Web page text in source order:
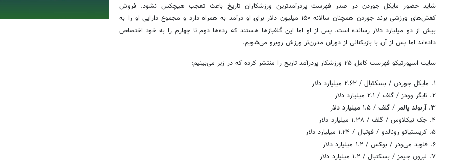
شاید حضور مایکل جوردن در صدر فهرست پردرآمدترین ورزشکاران تاریخ باعث تعجب هیچکس نشود. فروش
کفش‌های ورزشی برند جوردن همچنان سالانه ۱۵۰ میلیون دلار برای او درآمد به همراه دارد و مجموع دارایی او را به
بیش از دو میلیارد دلار رسانده است. پس از او اما این گلف‎بازها هستند که رده‌ها دوم تا چهارم را به خود اختصاص
داده‌اند اما پس از آن با بازیکنانی از دوران مدرن‌تر ورزش روبرو می‌شویم.
سایت اسپورتیکو فهرست کامل ۲۵ ورزشکار پردرآمد تاریخ را منتشر کرده که در زیر می‌بینیم:
۱. مایکل جوردن / بسکتبال / ۲.۶۲ میلیارد دلار
۲. تایگر وودز / گلف / ۲.۱ میلیارد دلار
۳. آرنولد پالمر / گلف / ۱.۵ میلیارد دلار
۴. جک نیکلاوس / گلف / ۱.۳۸ میلیارد دلار
۵. کریستیانو رونالدو / فوتبال / ۱.۲۴ میلیارد دلار
۶. فلوید می‌ودر / بوکس / ۱.۲ میلیارد دلار
۷. لبرون جیمز / بسکتبال / ۱.۲ میلیارد دلار